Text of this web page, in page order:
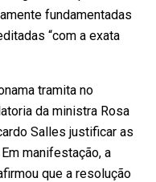
fundamentadas
“com a exata
tramita no
da ministra Rosa
Salles justificar as
manifestação, a
que a resolução